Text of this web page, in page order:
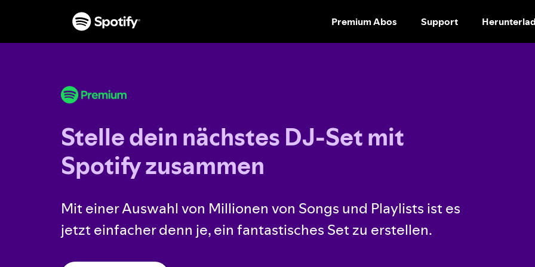
INHALTE
ÜBERSPRINGEN
Premium Abos Support
Stelle dein nächstes DJ-Set mit
Spotify zusammen
Mit einer Auswahl von Millionen von Songs und Playlists ist es
jetzt einfacher denn je, ein fantastisches Set zu erstellen.